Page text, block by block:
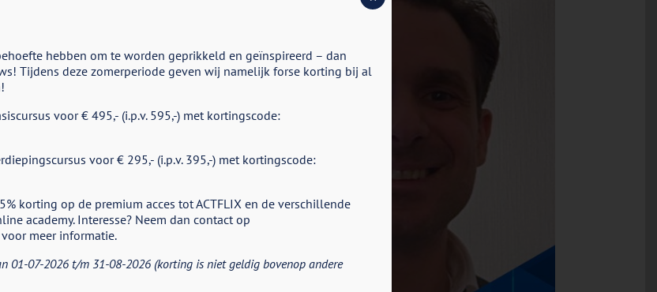
hebben om te worden geprikkeld en geïnspireerd – dan
Tijdens deze zomerperiode geven wij namelijk forse korting bij al
voor € 495,- (i.p.v. 595,-) met kortingscode:
voor € 295,- (i.p.v. 395,-) met kortingscode:
korting op de premium acces tot ACTFLIX en de verschillende
academy. Interesse? Neem dan contact op
voor meer informatie.
01-07-2026 t/m 31-08-2026 (korting is niet geldig bovenop andere